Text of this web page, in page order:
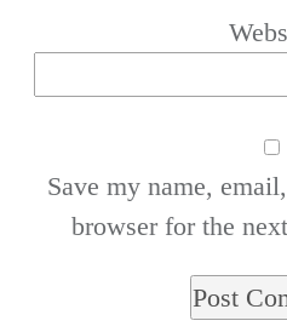
Save my name,
browser for the